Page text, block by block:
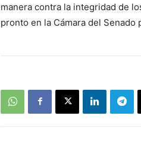
manera contra la integridad de
pronto en la Cámara del